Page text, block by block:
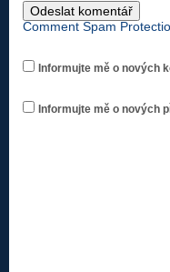
Comment Spam
Informujte mě o nových
Informujte mě o nových